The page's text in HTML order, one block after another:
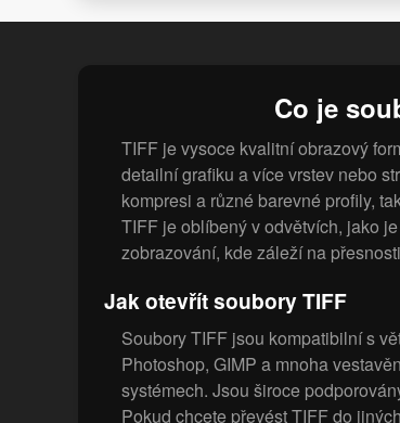
Co je
TIFF je vysoce kvalitní obrazový
detailní grafiku a více vrstev nebo
kompresi a různé barevné profily,
TIFF je oblíbený v odvětvích, jako
zobrazování, kde záleží na
Jak otevřít soubory TIFF
Soubory TIFF jsou kompatibilní s
Photoshop, GIMP a mnoha
systémech. Jsou široce
Pokud chcete převést TIFF do